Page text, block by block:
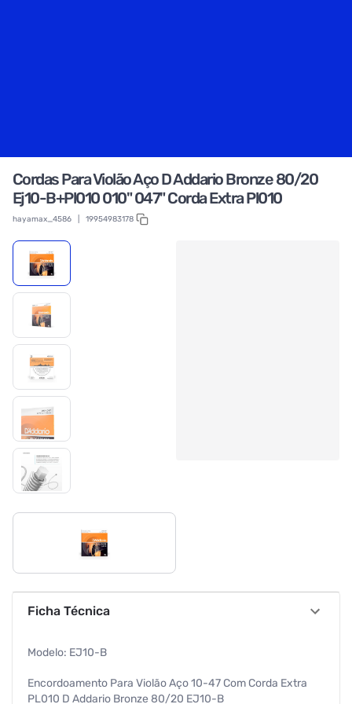
Cordas Para Violão Aço D Addario Bronze 80/20
Ej10-B+Pl010 010" 047" Corda Extra Pl010
hayamax_4586 19954983178
Ficha Técnica
Modelo: EJ10-B
Encordoamento Para Violão Aço 10-47 Com Corda Extra
PL010 D Addario Bronze 80/20 EJ10-B